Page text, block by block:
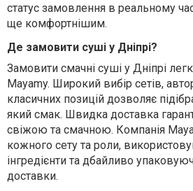
статус замовлення в реальному
ще комфортнішим.
Де замовити суші у Дніпрі?
Замовити смачні суші у Дніпрі
Mayamy. Широкий вибір сетів,
класичних позицій дозволяє
який смак. Швидка доставка
свіжою та смачною. Компанія
кожного сету та роли,
інгредієнти та дбайливо
доставки.